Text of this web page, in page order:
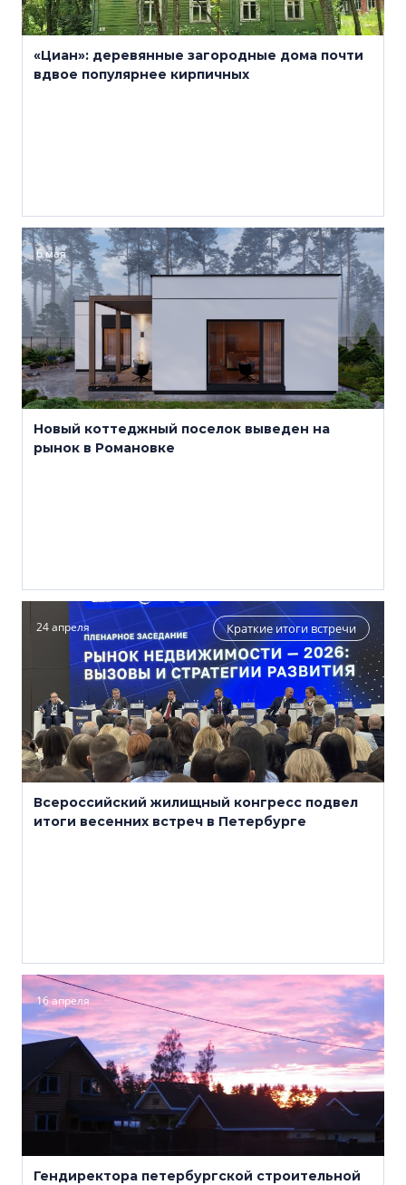
«Циан»: деревянные загородные дома почти
вдвое популярнее кирпичных
6 мая
Новый коттеджный поселок выведен на
рынок в Романовке
24 апреля Краткие итоги встречи
Всероссийский жилищный конгресс подвел
итоги весенних встреч в Петербурге
16 апреля
Гендиректора петербургской строительной